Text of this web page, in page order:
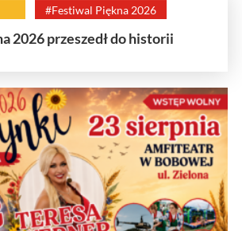
#Festiwal Piękna 2026
2026 przeszedł do historii